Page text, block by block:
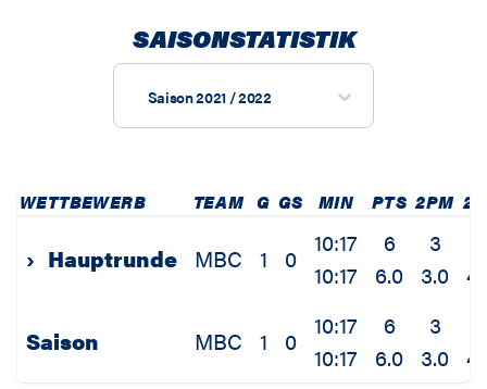
SAISONSTATISTIK
Saison 2021 / 2022
WETTBEWERB TEAM G GS MIN PTS 2PM
› Hauptrunde MBC 1 0
10:17
10:17
6
6.0
3
3.0
Saison MBC 1 0
10:17
10:17
6
6.0
3
3.0